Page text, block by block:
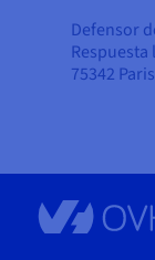
Defensor
Respuesta
75342